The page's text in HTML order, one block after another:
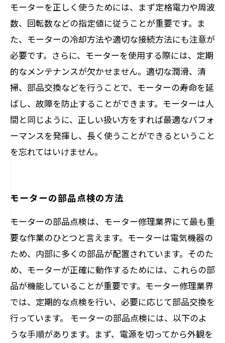
モーターを正しく使うためには、まず定格電力や周波
数、回転数などの指定値に従うことが重要です。ま
た、モーターの冷却方法や適切な接続方法にも注意が
必要です。さらに、モーターを使用する際には、定期
的なメンテナンスが欠かせません。適切な潤滑、清
掃、部品交換などを行うことで、モーターの寿命を延
ばし、故障を防止することができます。モーターは人
間と同じように、正しい扱い方をすれば最適なパフォ
ーマンスを発揮し、長く使うことができるということ
を忘れてはいけません。
モーターの部品点検の方法
モーターの部品点検は、モーター修理業界にて最も重
要な作業のひとつと言えます。モーターは電気機器の
ため、内部に多くの部品が配置されています。そのた
め、モーターが正確に動作するためには、これらの部
品が機能していることが重要です。モーター修理業界
では、定期的な点検を行い、必要に応じて部品交換を
行っています。 モーターの部品点検には、以下のよ
うな手順があります。まず、電源を切ってから外観を